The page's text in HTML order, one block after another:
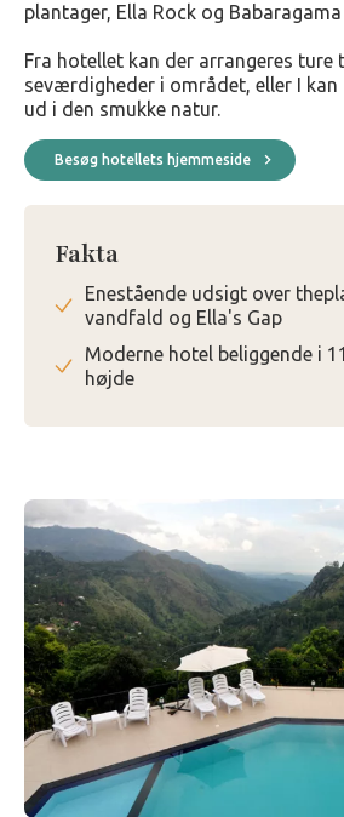
plantager, Ella Rock og
Fra hotellet kan der arrangeres ture
seværdigheder i området, eller I
ud i den smukke natur.
Besøg hotellets hjemmeside
Fakta
Enestående udsigt over
vandfald og Ella's Gap
Moderne hotel beliggende i
højde